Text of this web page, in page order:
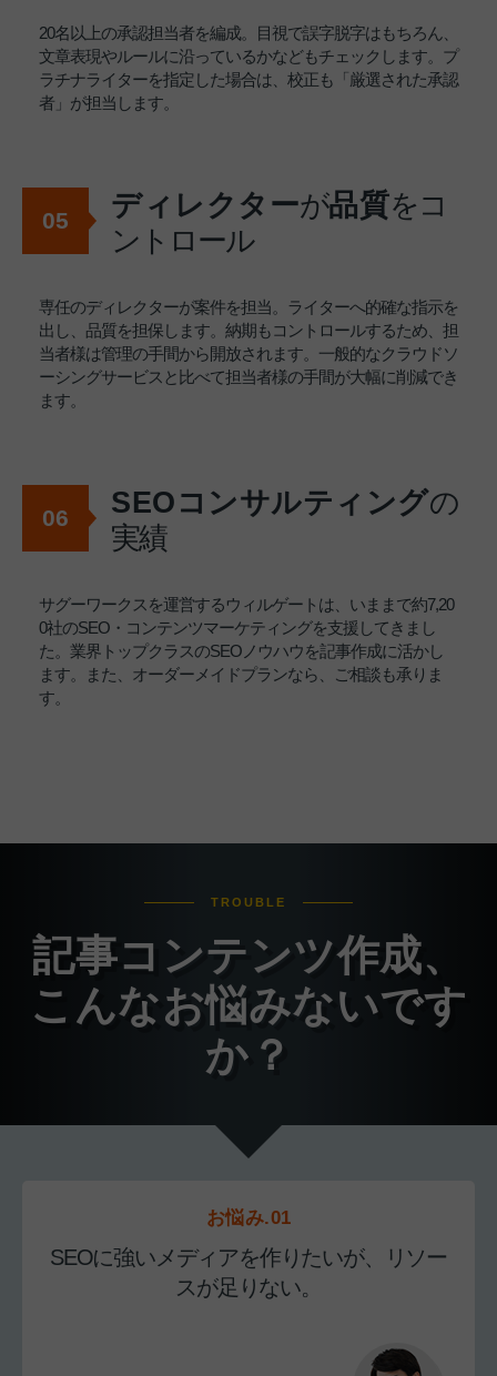
20名以上の承認担当者を編成。目視で誤字脱字はもちろん、
文章表現やルールに沿っているかなどもチェックします。プ
ラチナライターを指定した場合は、校正も「厳選された承認
者」が担当します。
05 ディレクターが品質をコ
ントロール
専任のディレクターが案件を担当。ライターへ的確な指示を
出し、品質を担保します。納期もコントロールするため、担
当者様は管理の手間から開放されます。一般的なクラウドソ
ーシングサービスと比べて担当者様の手間が大幅に削減でき
ます。
06 SEOコンサルティングの
実績
サグーワークスを運営するウィルゲートは、いままで約7,20
0社のSEO・コンテンツマーケティングを支援してきまし
た。業界トップクラスのSEOノウハウを記事作成に活かし
ます。また、オーダーメイドプランなら、ご相談も承りま
す。
TROUBLE
記事コンテンツ作成、
こんなお悩みないです
か？
お悩み.01
SEOに強いメディアを作りたいが、リソー
スが足りない。